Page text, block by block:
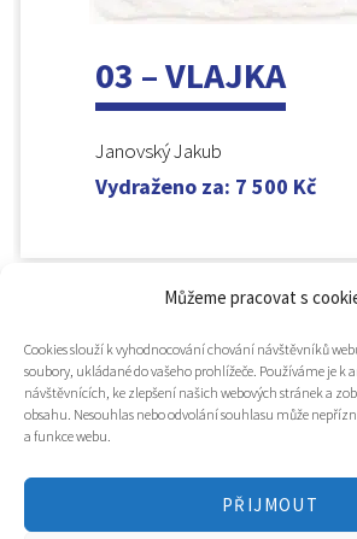
Můžeme pracovat s
Cookies slouží k vyhodnocování chování návštěvníků
soubory, ukládané do vašeho prohlížeče. Používáme je k
návštěvnících, ke zlepšení našich webových stránek a
obsahu. Nesouhlas nebo odvolání souhlasu může
a funkce webu.
PŘIJMOUT
03 – VLAJKA
Janovský Jakub
Vydraženo za: 7 500 Kč